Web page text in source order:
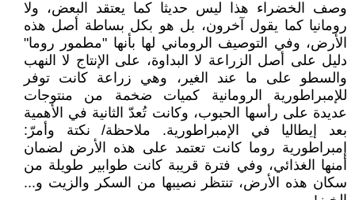
وصف الخضراء هذا ليس حديثا كما يعتقد البعض، ولا
رومانيا كما يقول آخرون، بل هو بكل بساطة أصل هذه
الأرض، وفي التوصيف الروماني لها بأنها "مطمور روما"
دليل على أصل الزراعة لا البداوة، على الإنتاج لا النهب
والسطو على ما عند الغير، وهي زراعة كانت توفر
للإمبراطورية الرومانية كميات ضخمة من منتوجات
عديدة على رأسها الحبوب، وكانت تُعدّ الثانية في الأهمية
بعد إيطاليا في الإمبراطورية. ملاحظة/ نكتة وأمرّ:
إمبراطورية روما كانت تعتمد على هذه الأرض لضمان
أمنها الغذائي، وفي فترة قريبة كانت طوابير طويلة من
سكان هذه الأرض، تنتظر نصيبها من السكر والزيت و...